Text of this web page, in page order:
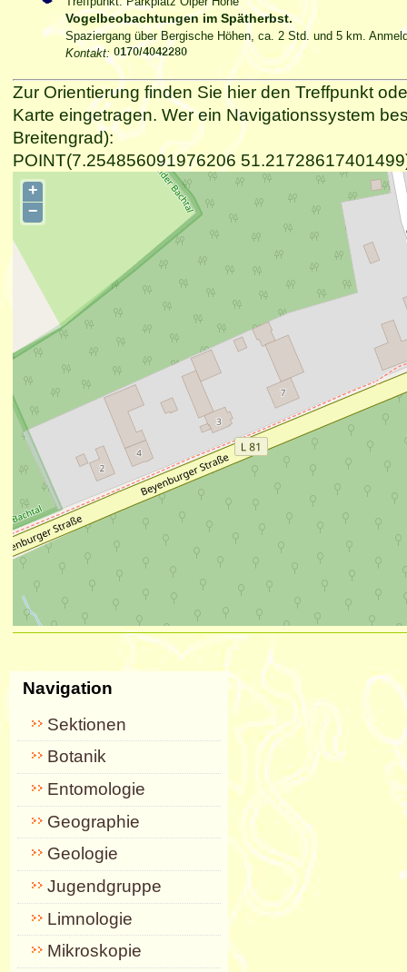
Vogelbeobachtungen im Spätherbst.
Spaziergang über Bergische Höhen, ca. 2 Std. und 5 km.
Kontakt:
Zur Orientierung finden Sie hier den Treffpunkt
Karte eingetragen. Wer ein Navigationssystem
Breitengrad):
POINT(7.254856091976206
+
−
Navigation
Sektionen
Botanik
Entomologie
Geographie
Geologie
Jugendgruppe
Limnologie
Mikroskopie